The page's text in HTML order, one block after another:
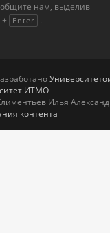
нам, выделив
+ Enter .
ИТМО
Илья
контента